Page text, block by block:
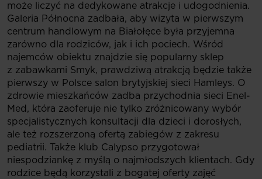
może liczyć na dedykowane atrakcje i udogodnienia.
Galeria Północna zadbała, aby wizyta w pierwszym
centrum handlowym na Białołęce była przyjemna
zarówno dla rodziców, jak i ich pociech. Wśród
najemców obiektu znajdzie się popularny sklep
z zabawkami Smyk, prawdziwą atrakcją będzie także
pierwszy w Polsce salon brytyjskiej sieci Hamleys. O
zdrowie mieszkańców zadba przychodnia sieci Enel-
Med, która zaoferuje nie tylko zróżnicowany wybór
specjalistycznych konsultacji dla dzieci i dorosłych,
ale też rozszerzoną ofertą zabiegów z zakresu
pediatrii. Także klub Calypso przygotował
niespodziankę z myślą o najmłodszych klientach. Gdy
rodzice będą korzystali z bogatej oferty zajęć